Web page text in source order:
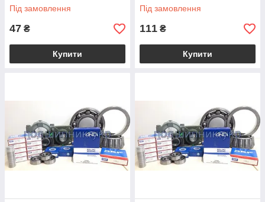
Під замовлення
47 ₴
Купити
Під замовлення
111 ₴
Купити